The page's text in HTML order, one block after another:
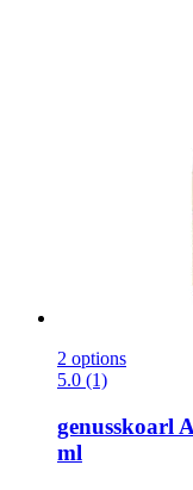
2 options
5.0 (1)
genusskoarl
ml